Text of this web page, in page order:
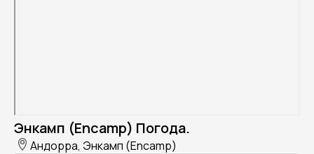
Энкамп (Encamp) Погода.
Андорра, Энкамп (Encamp)